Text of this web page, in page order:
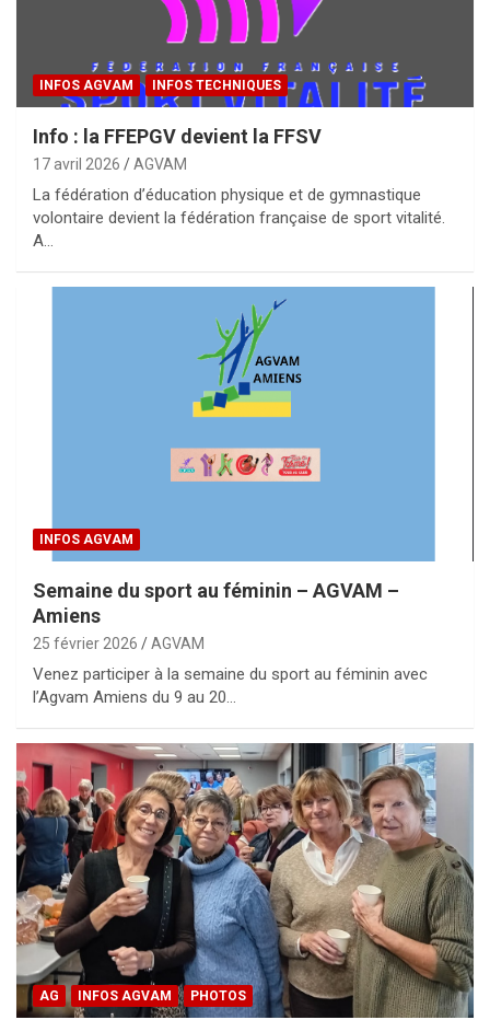
INFOS AGVAM INFOS TECHNIQUES
Info : la FFEPGV devient la FFSV
17 avril 2026 AGVAM
La fédération d’éducation physique et de gymnastique
volontaire devient la fédération française de sport vitalité.
A…
INFOS AGVAM
Semaine du sport au féminin – AGVAM –
Amiens
25 février 2026 AGVAM
Venez participer à la semaine du sport au féminin avec
l’Agvam Amiens du 9 au 20…
AG INFOS AGVAM PHOTOS